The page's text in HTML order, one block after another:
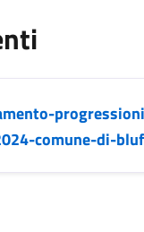
comune-di-